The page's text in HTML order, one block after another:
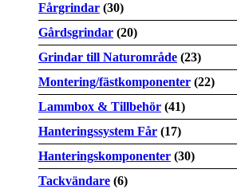
Fårgrindar (30)
Gårdsgrindar (20)
Grindar till Naturområde (23)
Montering/fästkomponenter (22)
Lammbox & Tillbehör (41)
Hanteringssystem Får (17)
Hanteringskomponenter (30)
Tackvändare (6)